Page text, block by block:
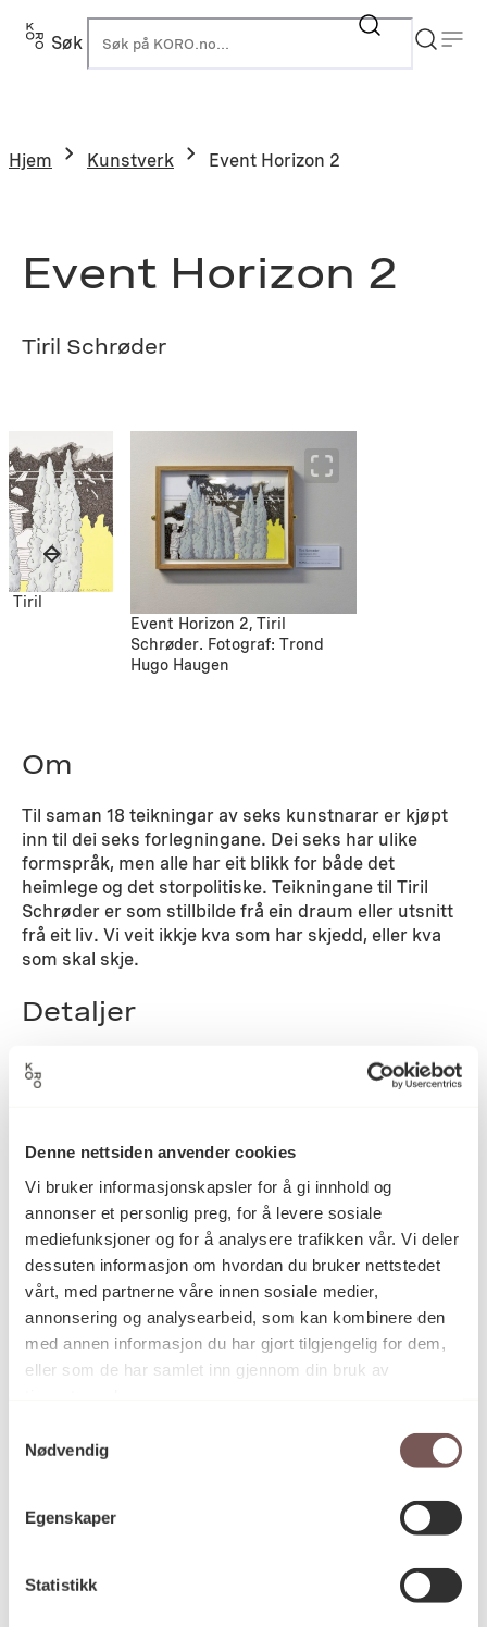
Denne nettsiden anvender cookies
Vi bruker informasjonskapsler for å gi innhold og
annonser et personlig preg, for å levere sosiale
mediefunksjoner og for å analysere trafikken vår. Vi deler
dessuten informasjon om hvordan du bruker nettstedet
vårt, med partnerne våre innen sosiale medier,
annonsering og analysearbeid, som kan kombinere den
med annen informasjon du har gjort tilgjengelig for dem,
eller som de har samlet inn gjennom din bruk av
Nødvendig
Egenskaper
Statistikk
Hopp
Søk
Hjem Kunstverk Event Horizon 2
Event Horizon 2
Tiril Schrøder
Tiril
Event Horizon 2, Tiril
Schrøder. Fotograf: Trond
Hugo Haugen
Om
Til saman 18 teikningar av seks kunstnarar er kjøpt
inn til dei seks forlegningane. Dei seks har ulike
formspråk, men alle har eit blikk for både det
heimlege og det storpolitiske. Teikningane til Tiril
Schrøder er som stillbilde frå ein draum eller utsnitt
frå eit liv. Vi veit ikkje kva som har skjedd, eller kva
som skal skje.
Detaljer
Kunstner Tiril Schrøder
Kategori Tegning
Teknikk og
materiale
Tusj, digitalt print og akrylmaling på